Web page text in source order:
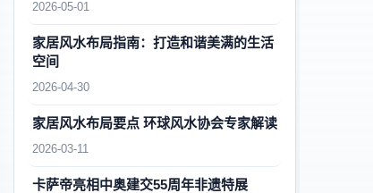
2026-05-01
家居风水布局指南：打造和谐美满的生活
空间
2026-04-30
家居风水布局要点 环球风水协会专家解读
2026-03-11
卡萨帝亮相中奥建交55周年非遗特展